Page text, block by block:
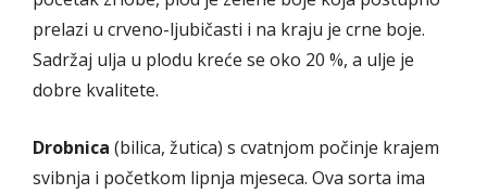
prelazi u crveno-ljubičasti i na kraju je crne boje.
Sadržaj ulja u plodu kreće se oko 20 %, a ulje je
dobre kvalitete.
Drobnica (bilica, žutica) s cvatnjom počinje krajem
svibnja i početkom lipnja mjeseca. Ova sorta ima